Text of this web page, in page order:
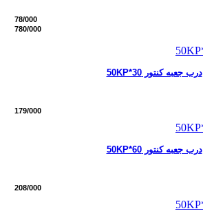
درب جعبه کنتور 50KP*30
درب جعبه کنتور 50KP*60